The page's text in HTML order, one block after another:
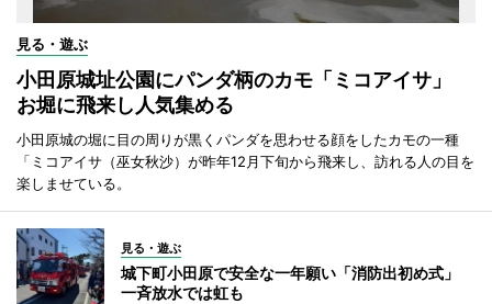
見る・遊ぶ
小田原城址公園にパンダ柄のカモ「ミコアイサ」
お堀に飛来し人気集める
小田原城の堀に目の周りが黒くパンダを思わせる顔をしたカモの一種
「ミコアイサ（巫女秋沙）が昨年12月下旬から飛来し、訪れる人の目を
楽しませている。
見る・遊ぶ
城下町小田原で安全な一年願い「消防出初め式」
一斉放水では虹も